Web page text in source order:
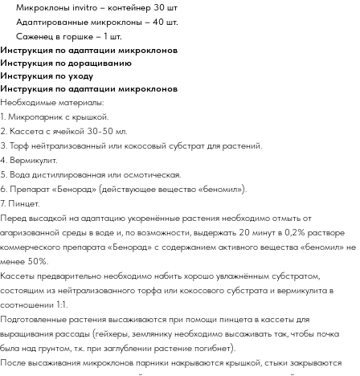
Микроклоны invitro – контейнер 30 шт
Адаптированные микроклоны – 40 шт.
Саженец в горшке – 1 шт.
Инструкция по адаптации микроклонов
Инструкция по доращиванию
Инструкция по уходу
Инструкция по адаптации микроклонов
Необходимые материалы:
1. Микропарник с крышкой.
2. Кассета с ячейкой 30-50 мл.
3. Торф нейтрализованный или кокосовый субстрат для растений.
4. Вермикулит.
5. Вода дистиллированная или осмотическая.
6. Препарат «Бенорад» (действующее вещество «беномил»).
7. Пинцет.
Перед высадкой на адаптацию укоренённые растения необходимо отмыть от
агаризованной среды в воде и, по возможности, выдержать 20 минут в 0,2% растворе
коммерческого препарата «Бенорад» с содержанием активного вещества «беномил» не
менее 50%.
Кассеты предварительно необходимо набить хорошо увлажнённым субстратом,
состоящим из нейтрализованного торфа или кокосового субстрата и вермикулита в
соотношении 1:1.
Подготовленные растения высаживаются при помощи пинцета в кассеты для
выращивания рассады (гейхеры, землянику необходимо высаживать так, чтобы почка
была над грунтом, т.к. при заглублении растение погибнет).
После высаживания микроклонов парники накрываются крышкой, стыки закрываются